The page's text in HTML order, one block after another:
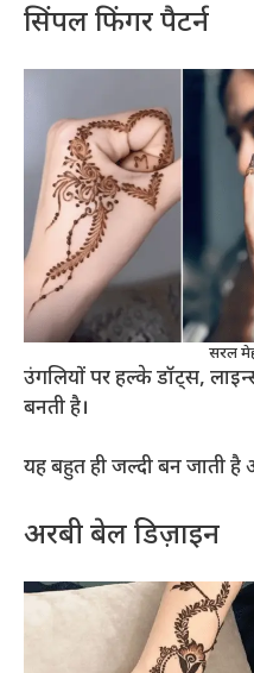
सिंपल फिंगर पैटर्न
सरल
उंगलियों पर हल्के डॉट्स,
बनती है।
यह बहुत ही जल्दी बन जाती है
अरबी बेल डिज़ाइन